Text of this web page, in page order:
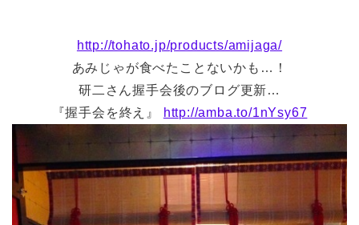
http://tohato.jp/products/amijaga/
あみじゃが食べたことないかも…！
研二さん握手会後のブログ更新…
『握手会を終え』
http://amba.to/1nYsy67